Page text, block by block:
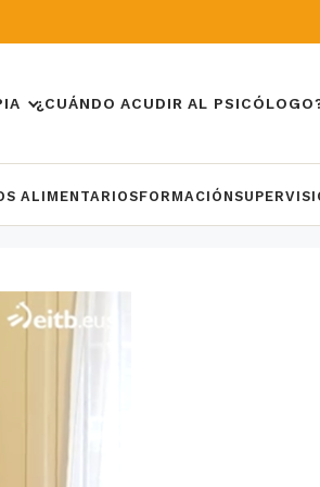
¿CUÁNDO ACUDIR AL
ALIMENTARIOSFORMACIÓN